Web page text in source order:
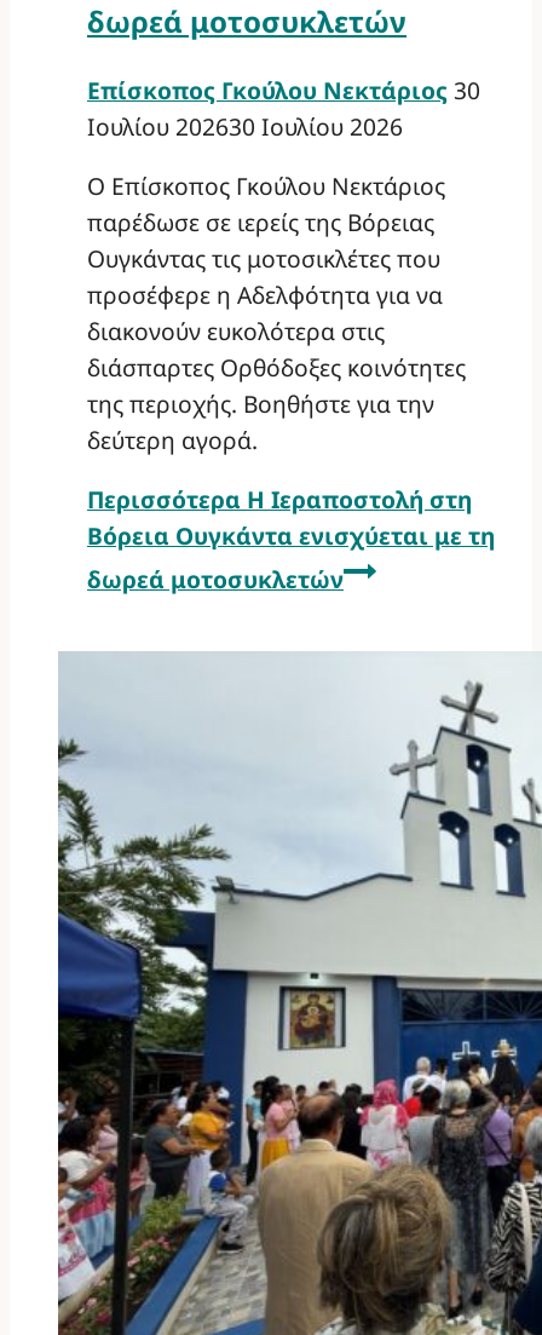
δωρεά μοτοσυκλετών
Επίσκοπος Γκούλου Νεκτάριος 30
Ιουλίου 202630 Ιουλίου 2026
Ο Επίσκοπος Γκούλου Νεκτάριος
παρέδωσε σε ιερείς της Βόρειας
Ουγκάντας τις μοτοσικλέτες που
προσέφερε η Αδελφότητα για να
διακονούν ευκολότερα στις
διάσπαρτες Ορθόδοξες κοινότητες
της περιοχής. Βοηθήστε για την
δεύτερη αγορά.
Περισσότερα Η Ιεραποστολή στη
Βόρεια Ουγκάντα ενισχύεται με τη
δωρεά μοτοσυκλετών